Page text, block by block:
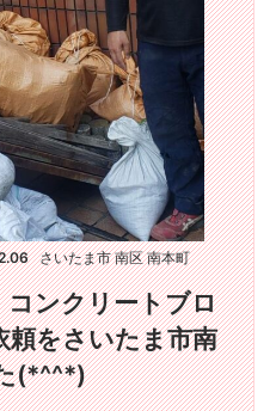
さいたま市 南区 南本町
コンクリートブロ
頼をさいたま市南
(*^^*)